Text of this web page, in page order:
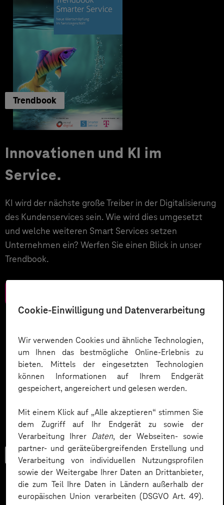
Cookie-Einwilligung und Datenverarbeitung
Wir verwenden Cookies und ähnliche Technologien,
um Ihnen das bestmögliche Online-Erlebnis zu
bieten. Mittels der eingesetzten Technologien
können Informationen auf Ihrem Endgerät
gespeichert, angereichert und gelesen werden.
Mit einem Klick auf „Alle akzeptieren“ stimmen Sie
dem Zugriff auf Ihr Endgerät zu sowie der
Verarbeitung Ihrer Daten, der Webseiten- sowie
partner- und geräteübergreifenden Erstellung und
Verarbeitung von individuellen Nutzungsprofilen
sowie der Weitergabe Ihrer Daten an Drittanbieter,
die zum Teil Ihre Daten in Ländern außerhalb der
europäischen Union verarbeiten (DSGVO Art. 49).
Trendbook
Innovationen und KI im
Service.
KI wird der nächste große Treiber in der Digitalisierung
des Kundenservices sein. Wie wird dies umgesetzt
und welche weiteren Smart Services setzen
Unternehmen ein? Werfen Sie einen Blick in unser
Trendbook.
Trend-Porträt